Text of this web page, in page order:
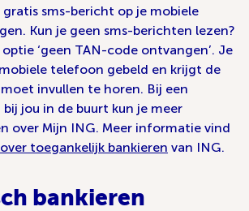
gratis sms-bericht op je mobiele
Kun je geen sms-berichten lezen?
‘geen TAN-code ontvangen’. Je
telefoon gebeld en krijgt de
invullen te horen. Bij een
jou in de buurt kun je meer
over Mijn ING. Meer informatie vind
toegankelijk bankieren van ING.
bankieren